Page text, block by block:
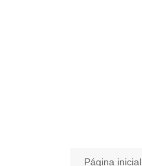
Página inicial